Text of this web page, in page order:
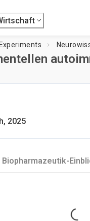
2025
Biopharmazeutik-
Loading...